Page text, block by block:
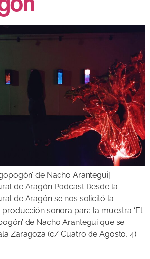
de Nacho Arantegui|
de Aragón Podcast Desde la
de Aragón se nos solicitó la
sonora para la muestra ‘El
de Nacho Arantegui que se
Zaragoza (c/ Cuatro de Agosto, 4)